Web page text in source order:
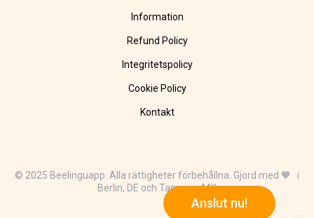
Anslut nu!
Information
Refund Policy
Integritetspolicy
Cookie Policy
Kontakt
© 2025 Beelinguapp. Alla rättigheter förbehållna. Gjord med 🧡 i
Berlin, DE och Tampico, MX